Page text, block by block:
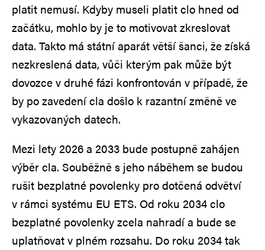
platit nemusí. Kdyby museli platit clo hned od
začátku, mohlo by je to motivovat zkreslovat
data. Takto má státní aparát větší šanci, že získá
nezkreslená data, vůči kterým pak může být
dovozce v druhé fázi konfrontován v případě, že
by po zavedení cla došlo k razantní změně ve
vykazovaných datech.
Mezi lety 2026 a 2033 bude postupně zahájen
výběr cla. Souběžně s jeho náběhem se budou
rušit bezplatné povolenky pro dotčená odvětví
v rámci systému EU ETS. Od roku 2034 clo
bezplatné povolenky zcela nahradí a bude se
uplatňovat v plném rozsahu. Do roku 2034 tak